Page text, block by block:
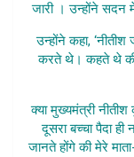
जारी । उन्होंने सदन
उन्होंने कहा,
करते थे। कहते थे की
क्या मुख्यमंत्री
दूसरा बच्चा पैदा
जानते होंगे की मेरे